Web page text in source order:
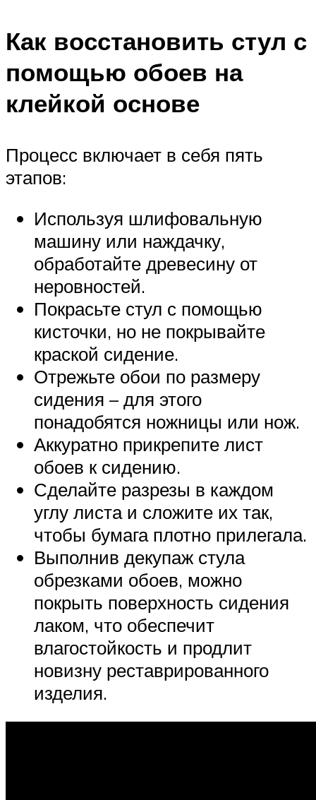
Как восстановить стул с
помощью обоев на
клейкой основе
Процесс включает в себя пять
этапов:
Используя шлифовальную
машину или наждачку,
обработайте древесину от
неровностей.
Покрасьте стул с помощью
кисточки, но не покрывайте
краской сидение.
Отрежьте обои по размеру
сидения – для этого
понадобятся ножницы или нож.
Аккуратно прикрепите лист
обоев к сидению.
Сделайте разрезы в каждом
углу листа и сложите их так,
чтобы бумага плотно прилегала.
Выполнив декупаж стула
обрезками обоев, можно
покрыть поверхность сидения
лаком, что обеспечит
влагостойкость и продлит
новизну реставрированного
изделия.